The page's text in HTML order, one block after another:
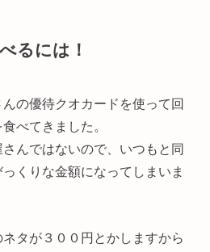
るには！
の優待クオカードを使って回
べてきました。
んではないので、いつもと同
くりな金額になってしまいま
タが３００円とかしますから